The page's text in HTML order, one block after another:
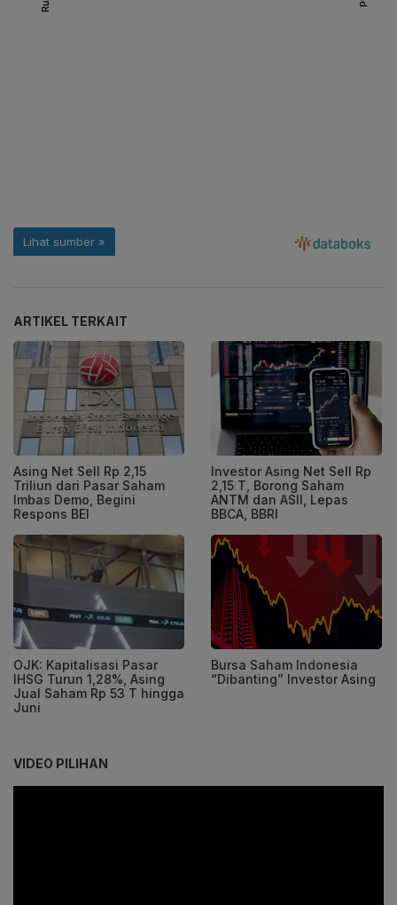
ARTIKEL TERKAIT
Asing Net Sell Rp 2,15
Triliun dari Pasar Saham
Imbas Demo, Begini
Respons BEI
Investor Asing Net Sell Rp
2,15 T, Borong Saham
ANTM dan ASII, Lepas
BBCA, BBRI
OJK: Kapitalisasi Pasar
IHSG Turun 1,28%, Asing
Jual Saham Rp 53 T hingga
Juni
Bursa Saham Indonesia
“Dibanting” Investor Asing
VIDEO PILIHAN